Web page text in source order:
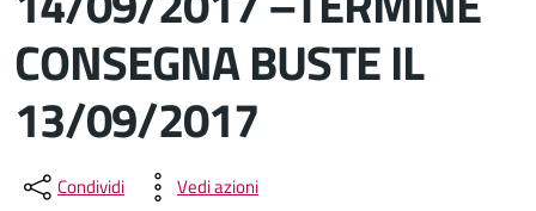
CONSEGNA BUSTE IL
13/09/2017
Dettagli del documento
Condividi Vedi azioni